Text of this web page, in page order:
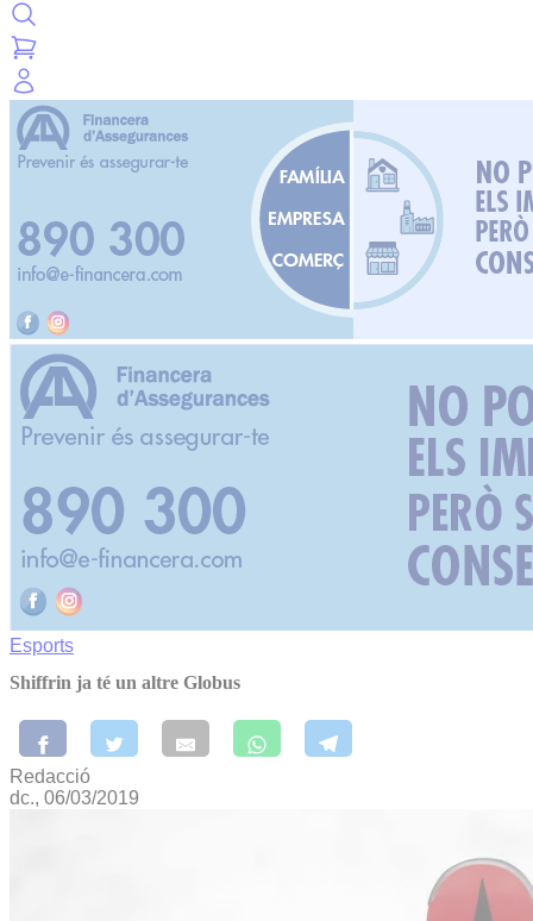
Esports
Shiffrin ja té un altre Globus
Redacció
dc., 06/03/2019